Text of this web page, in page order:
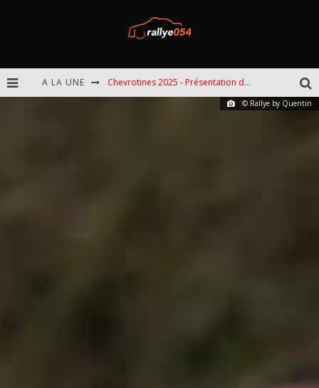
A LA UNE Chevrotines 2025 - Présentation de l'épreuve
EBR 2025 - Présentation de l'épreuve
© Rallye by Quentin